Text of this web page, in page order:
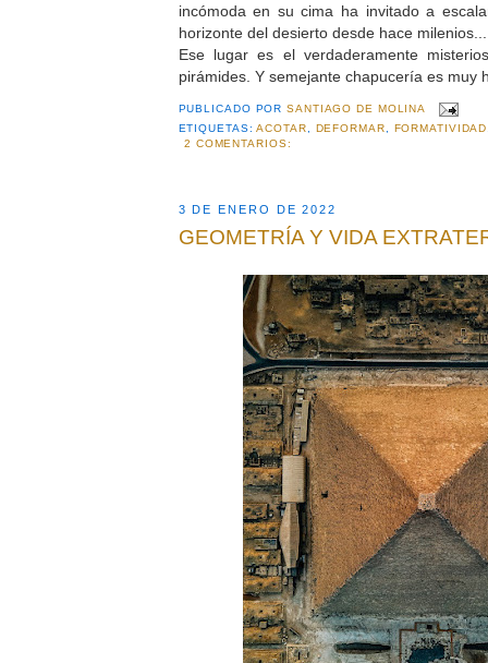
incómoda en su cima ha invitado a
horizonte del desierto desde hace
Ese lugar es el verdaderamente
pirámides. Y semejante chapucería es muy
PUBLICADO PORSANTIAGO DE MOLINA
ETIQUETAS:ACOTAR DEFORMAR FORMATIVIDAD
2 COMENTARIOS:
3 DE ENERO DE 2022
GEOMETRÍA Y VIDA